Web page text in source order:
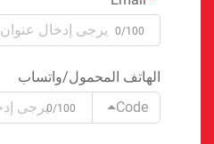
0/100
الهاتف المحمول/واتساب
Code
0/100